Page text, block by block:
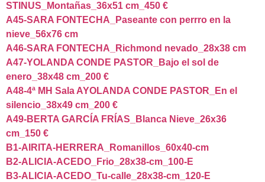
STINUS_Montañas_36x51 cm_450 €
A45-SARA FONTECHA_Paseante con perrro en la
nieve_56x76 cm
A46-SARA FONTECHA_Richmond nevado_28x38 cm
A47-YOLANDA CONDE PASTOR_Bajo el sol de
enero_38x48 cm_200 €
A48-4ª MH Sala AYOLANDA CONDE PASTOR_En el
silencio_38x49 cm_200 €
A49-BERTA GARCÍA FRÍAS_Blanca Nieve_26x36
cm_150 €
B1-AIRITA-HERRERA_Romanillos_60x40-cm
B2-ALICIA-ACEDO_Frio_28x38-cm_100-E
B3-ALICIA-ACEDO_Tu-calle_28x38-cm_120-E